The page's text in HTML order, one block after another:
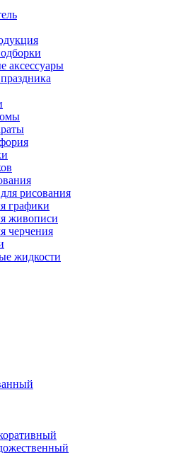
аксессуары
рисования
графики
живописи
черчения
жидкости